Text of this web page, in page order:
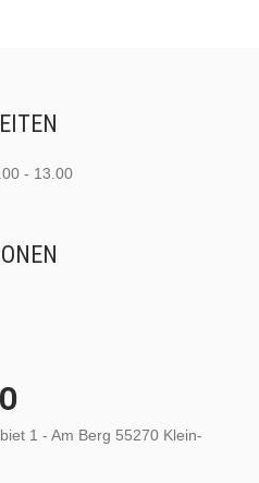
- 13.00
1 - Am Berg 55270 Klein-